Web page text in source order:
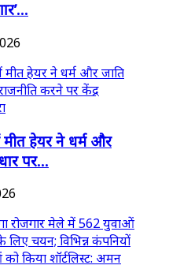
हेयर ने धर्म और
पर...